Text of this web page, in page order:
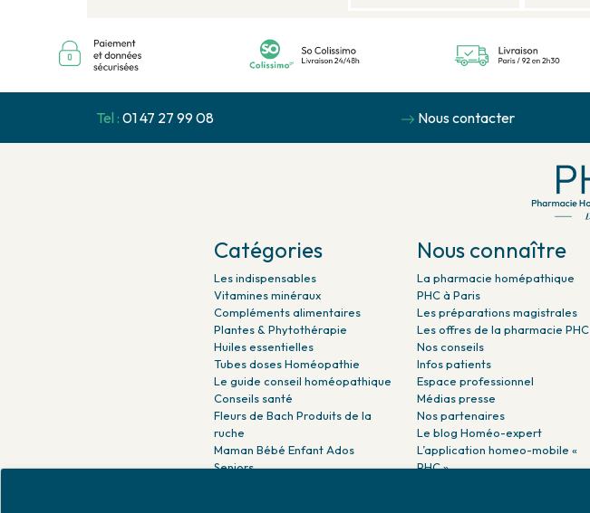
Tel : 01 47 27 99 08 Nous contacter
Catégories
Les indispensables
Vitamines minéraux
Compléments alimentaires
Plantes & Phytothérapie
Huiles essentielles
Tubes doses Homéopathie
Le guide conseil homéopathique
Conseils santé
Fleurs de Bach Produits de la
ruche
Maman Bébé Enfant Ados
Seniors
Nous connaître
La pharmacie homépathique
PHC à Paris
Les préparations magistrales
Les offres de la pharmacie PHC
Nos conseils
Infos patients
Espace professionnel
Médias presse
Nos partenaires
Le blog Homéo-expert
L’application homeo-mobile «
PHC »